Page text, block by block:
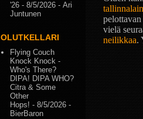
vielä
neilikkaa.
'26 - 8/5/2026 - Ari
Juntunen
OLUTKELLARI
Flying Couch
Knock Knock -
Who's There?
DIPA! DIPA WHO?
Citra & Some
Other
Hops! - 8/5/2026 -
BierBaron